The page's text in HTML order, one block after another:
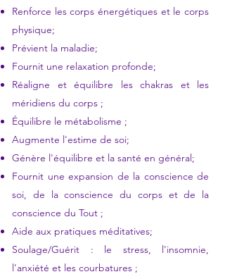
Renforce les corps énergétiques et le corps
physique;
Prévient la maladie;
Fournit une relaxation profonde;
Réaligne et équilibre les chakras et les
méridiens du corps ;
Équilibre le métabolisme ;
Augmente l'estime de soi;
Génère l'équilibre et la santé en général;
Fournit une expansion de la conscience de
soi, de la conscience du corps et de la
conscience du Tout ;
Aide aux pratiques méditatives;
Soulage/Guérit : le stress, l'insomnie,
l'anxiété et les courbatures ;